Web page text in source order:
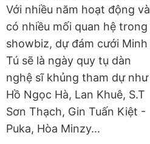
Với nhiều năm hoạt động và
có nhiều mối quan hệ trong
showbiz, dự đám cưới Minh
Tú sẽ là ngày quy tụ dàn
nghệ sĩ khủng tham dự như
Hồ Ngọc Hà, Lan Khuê, S.T
Sơn Thạch, Gin Tuấn Kiệt -
Puka, Hòa Minzy...